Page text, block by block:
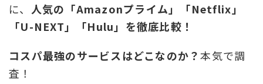
に、 人気の「Amazonプライム」「Netflix」
「U-NEXT」「Hulu」を徹底比較！
コスパ最強のサービスはどこなのか？本気で調
査！